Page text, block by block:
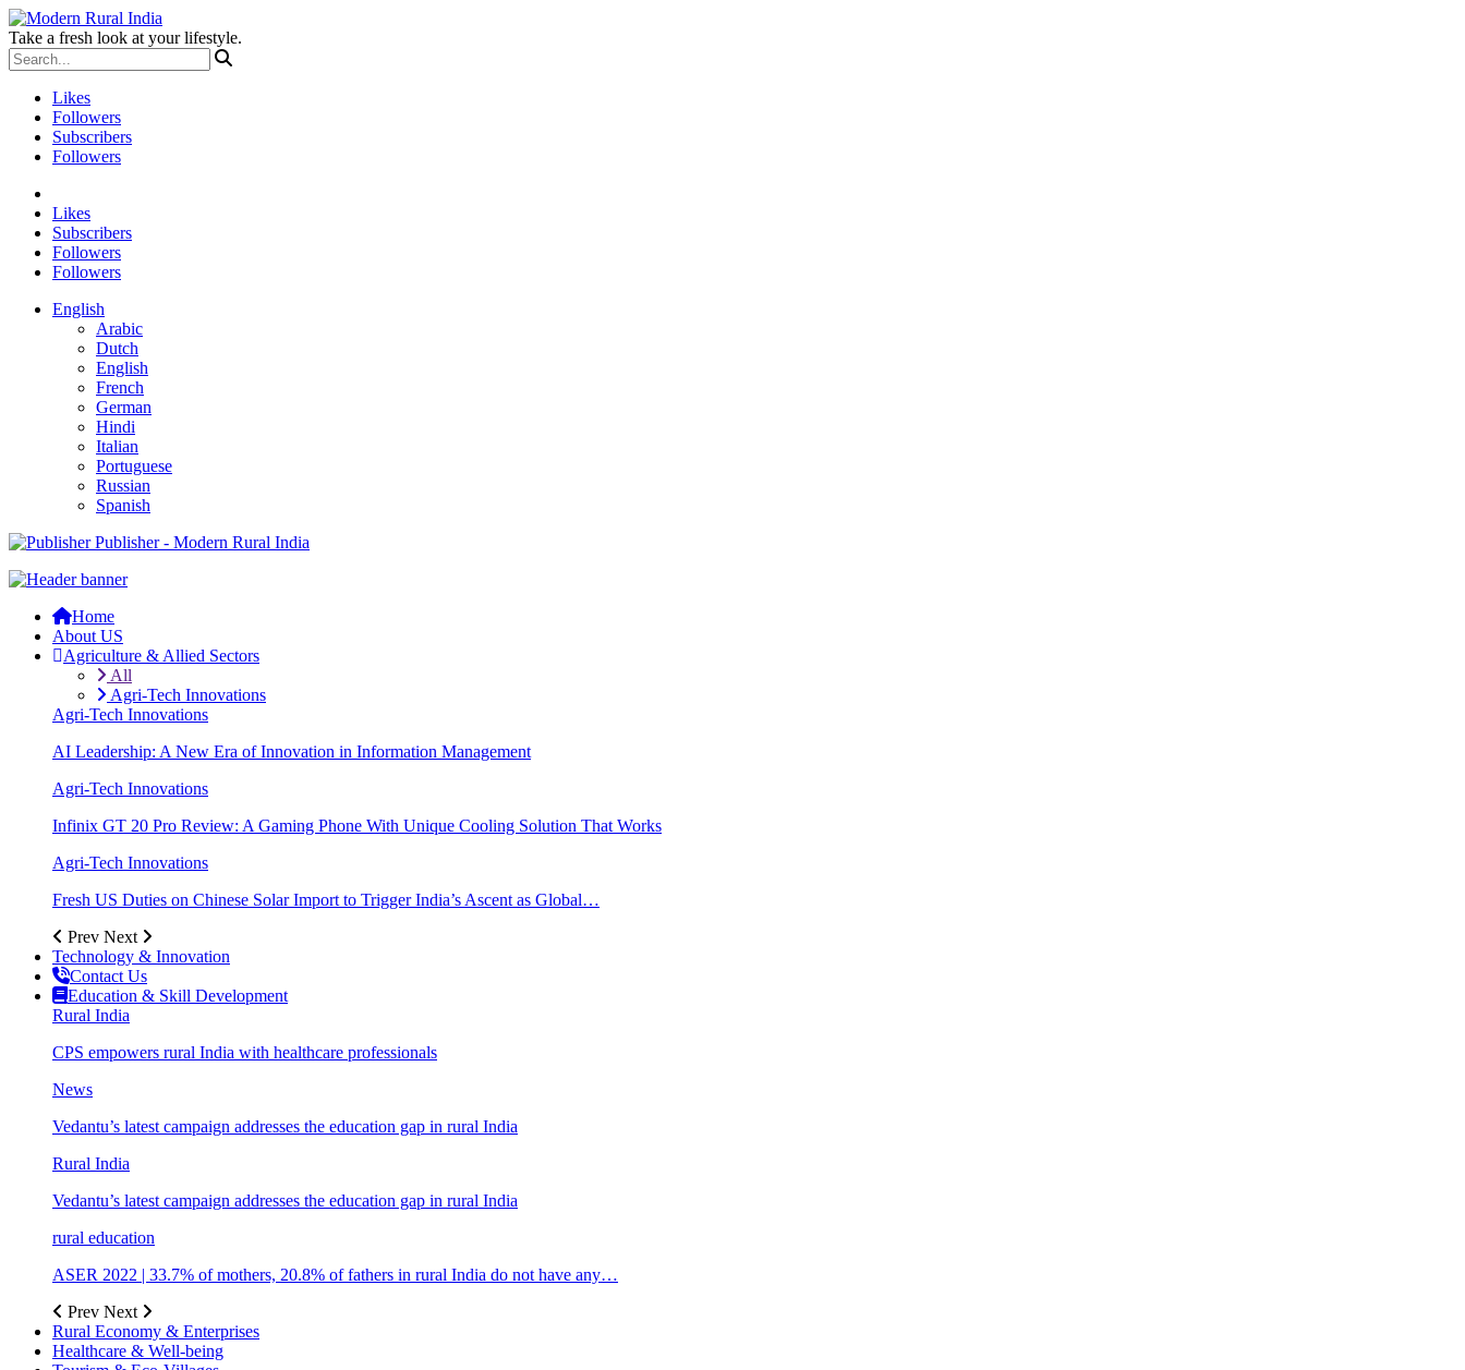
Take a fresh look at your lifestyle.
Likes
Followers
Subscribers
Followers
Likes
Subscribers
Followers
Followers
English
Arabic
Dutch
English
French
German
Hindi
Italian
Portuguese
Russian
Spanish
Publisher - Modern Rural India
Home
About US
Agriculture & Allied Sectors
All
Agri-Tech Innovations
Agri-Tech Innovations
AI Leadership: A New Era of Innovation in Information Management
Agri-Tech Innovations
Infinix GT 20 Pro Review: A Gaming Phone With Unique Cooling Solution That Works
Agri-Tech Innovations
Fresh US Duties on Chinese Solar Import to Trigger India’s Ascent as Global…
Prev Next
Technology & Innovation
Contact Us
Education & Skill Development
Rural India
CPS empowers rural India with healthcare professionals
News
Vedantu’s latest campaign addresses the education gap in rural India
Rural India
Vedantu’s latest campaign addresses the education gap in rural India
rural education
ASER 2022 | 33.7% of mothers, 20.8% of fathers in rural India do not have any…
Prev Next
Rural Economy & Enterprises
Healthcare & Well-being